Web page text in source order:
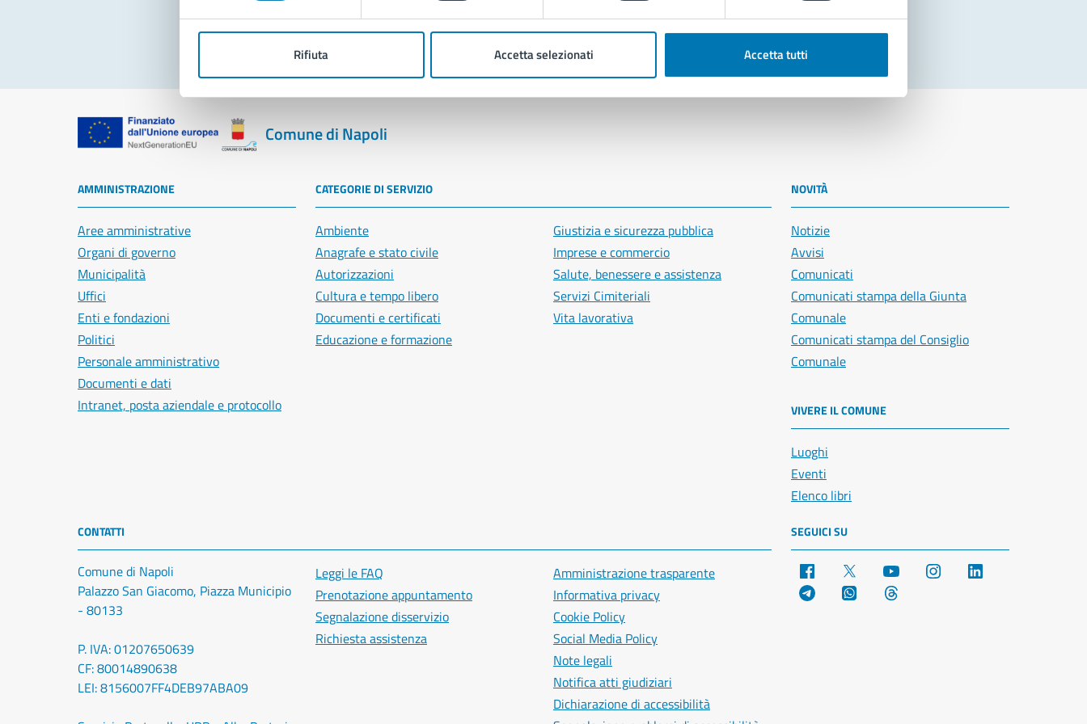
Rifiuta Accetta selezionati Accetta tutti
Segnala disservizio
Comune di Napoli
AMMINISTRAZIONE
Aree amministrative
Organi di governo
Municipalità
Uffici
Enti e fondazioni
Politici
Personale amministrativo
Documenti e dati
Intranet, posta aziendale e protocollo
CATEGORIE DI SERVIZIO
Ambiente
Anagrafe e stato civile
Autorizzazioni
Cultura e tempo libero
Documenti e certificati
Educazione e formazione
Giustizia e sicurezza pubblica
Imprese e commercio
Salute, benessere e assistenza
Servizi Cimiteriali
Vita lavorativa
NOVITÀ
Notizie
Avvisi
Comunicati
Comunicati stampa della Giunta
Comunale
Comunicati stampa del Consiglio
Comunale
VIVERE IL COMUNE
Luoghi
Eventi
Elenco libri
CONTATTI
Comune di Napoli
Palazzo San Giacomo, Piazza Municipio
- 80133
P. IVA: 01207650639
CF: 80014890638
LEI: 8156007FF4DEB97ABA09
Leggi le FAQ
Prenotazione appuntamento
Segnalazione disservizio
Richiesta assistenza
Amministrazione trasparente
Informativa privacy
Cookie Policy
Social Media Policy
Note legali
Notifica atti giudiziari
Dichiarazione di accessibilità
SEGUICI SU
Facebook YouTube Instagram
Telegram WhatsApp